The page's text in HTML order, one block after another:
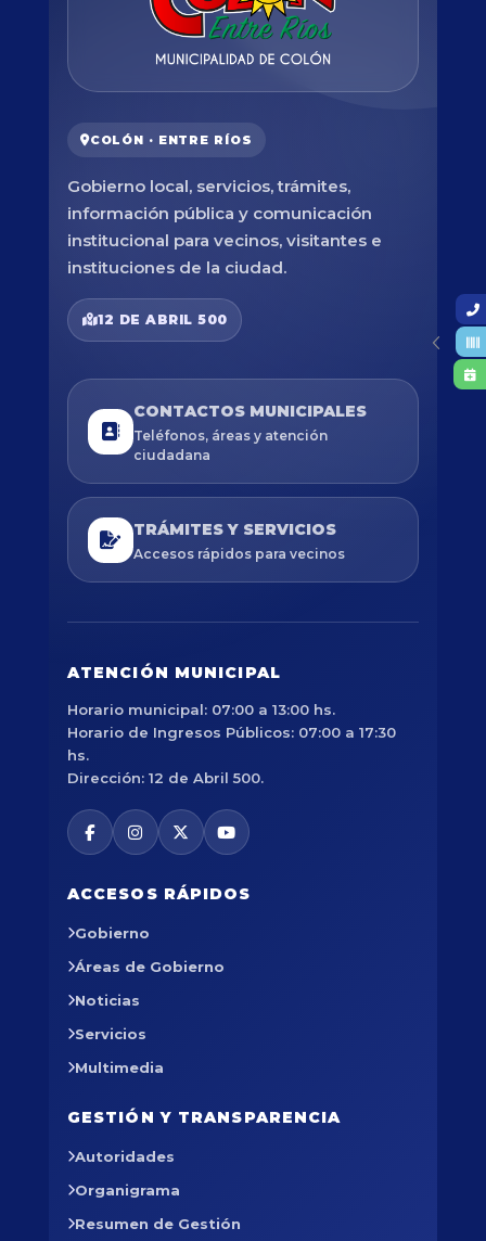
COLÓN · ENTRE RÍOS
Gobierno local, servicios, trámites,
información pública y comunicación
institucional para vecinos, visitantes e
instituciones de la ciudad.
12 DE ABRIL 500
CONTACTOS MUNICIPALES
Teléfonos, áreas y atención
ciudadana
TRÁMITES Y SERVICIOS
Accesos rápidos para vecinos
ATENCIÓN MUNICIPAL
Horario municipal: 07:00 a 13:00 hs.
Horario de Ingresos Públicos: 07:00 a 17:30
hs.
Dirección: 12 de Abril 500.
ACCESOS RÁPIDOS
Gobierno
Áreas de Gobierno
Noticias
Servicios
Multimedia
GESTIÓN Y TRANSPARENCIA
Autoridades
Organigrama
Resumen de Gestión